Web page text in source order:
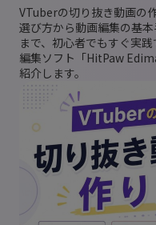
VTuberの切り抜き動画の
選び方から動画編集の基
まで、初心者でもすぐ実
編集ソフト「HitPaw
紹介します。